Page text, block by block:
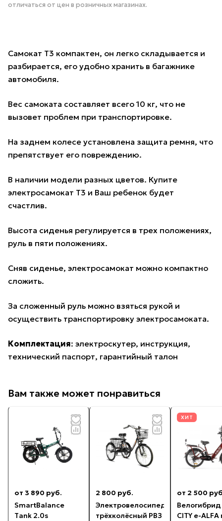
отличаться от цен в розничных магазинах.
Самокат T3 компактен, он легко складывается и
разбирается, его удобно хранить в багажнике
автомобиля.
Вес самоката составляет всего 10 кг, что не
вызовет проблем при транспортировке.
На заднем колесе установлена защита ремня, что
препятствует его повреждению.
В наличии модели разных цветов. Купите
электросамокат T3 и Ваш ребенок будет
счастлив.
Высота сиденья регулируется в трех положениях,
руль в пяти положениях.
Сняв сиденье, электросамокат можно компактно
сложить.
За сложенный руль можно взяться рукой и
осуществить транспортировку электросамоката.
Комплектация: электроскутер, инструкция,
технический паспорт, гарантийный талон
Вам также может понравиться
от 3 890 руб.
SmartBalance
Tank 2.0s
2 800 руб.
Электровелосипед
трёхколёсный РВЗ
ХИТ
от 2 500
Велогибрид
CITY e-ALFA